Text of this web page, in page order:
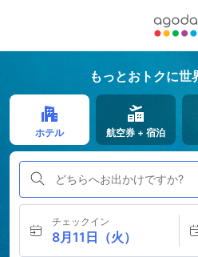
もっとおトクに世
ホテル 航空券 + 宿泊
どちらへお出かけですか?
チェックイン
8月11日（火）